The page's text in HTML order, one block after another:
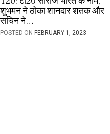
शुभमन ने ठोका शानदार शतक और
सचिन ने…
POSTED ONFEBRUARY 1, 2023